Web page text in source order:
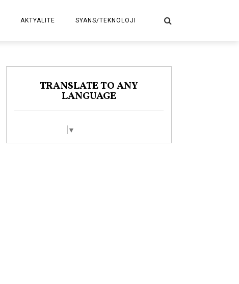
AKTYALITE SYANS/TEKNOLOJI
TRANSLATE TO ANY
LANGUAGE
▼